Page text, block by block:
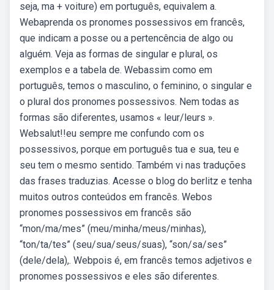
seja, ma + voiture) em português, equivalem a.
Webaprenda os pronomes possessivos em francês,
que indicam a posse ou a pertencência de algo ou
alguém. Veja as formas de singular e plural, os
exemplos e a tabela de. Webassim como em
português, temos o masculino, o feminino, o singular e
o plural dos pronomes possessivos. Nem todas as
formas são diferentes, usamos « leur/leurs ».
Websalut!!eu sempre me confundo com os
possessivos, porque em português tua e sua, teu e
seu tem o mesmo sentido. Também vi nas traduções
das frases traduzias. Acesse o blog do berlitz e tenha
muitos outros conteúdos em francês. Webos
pronomes possessivos em francês são
“mon/ma/mes” (meu/minha/meus/minhas),
“ton/ta/tes” (seu/sua/seus/suas), “son/sa/ses”
(dele/dela),. Webpois é, em francês temos adjetivos e
pronomes possessivos e eles são diferentes.